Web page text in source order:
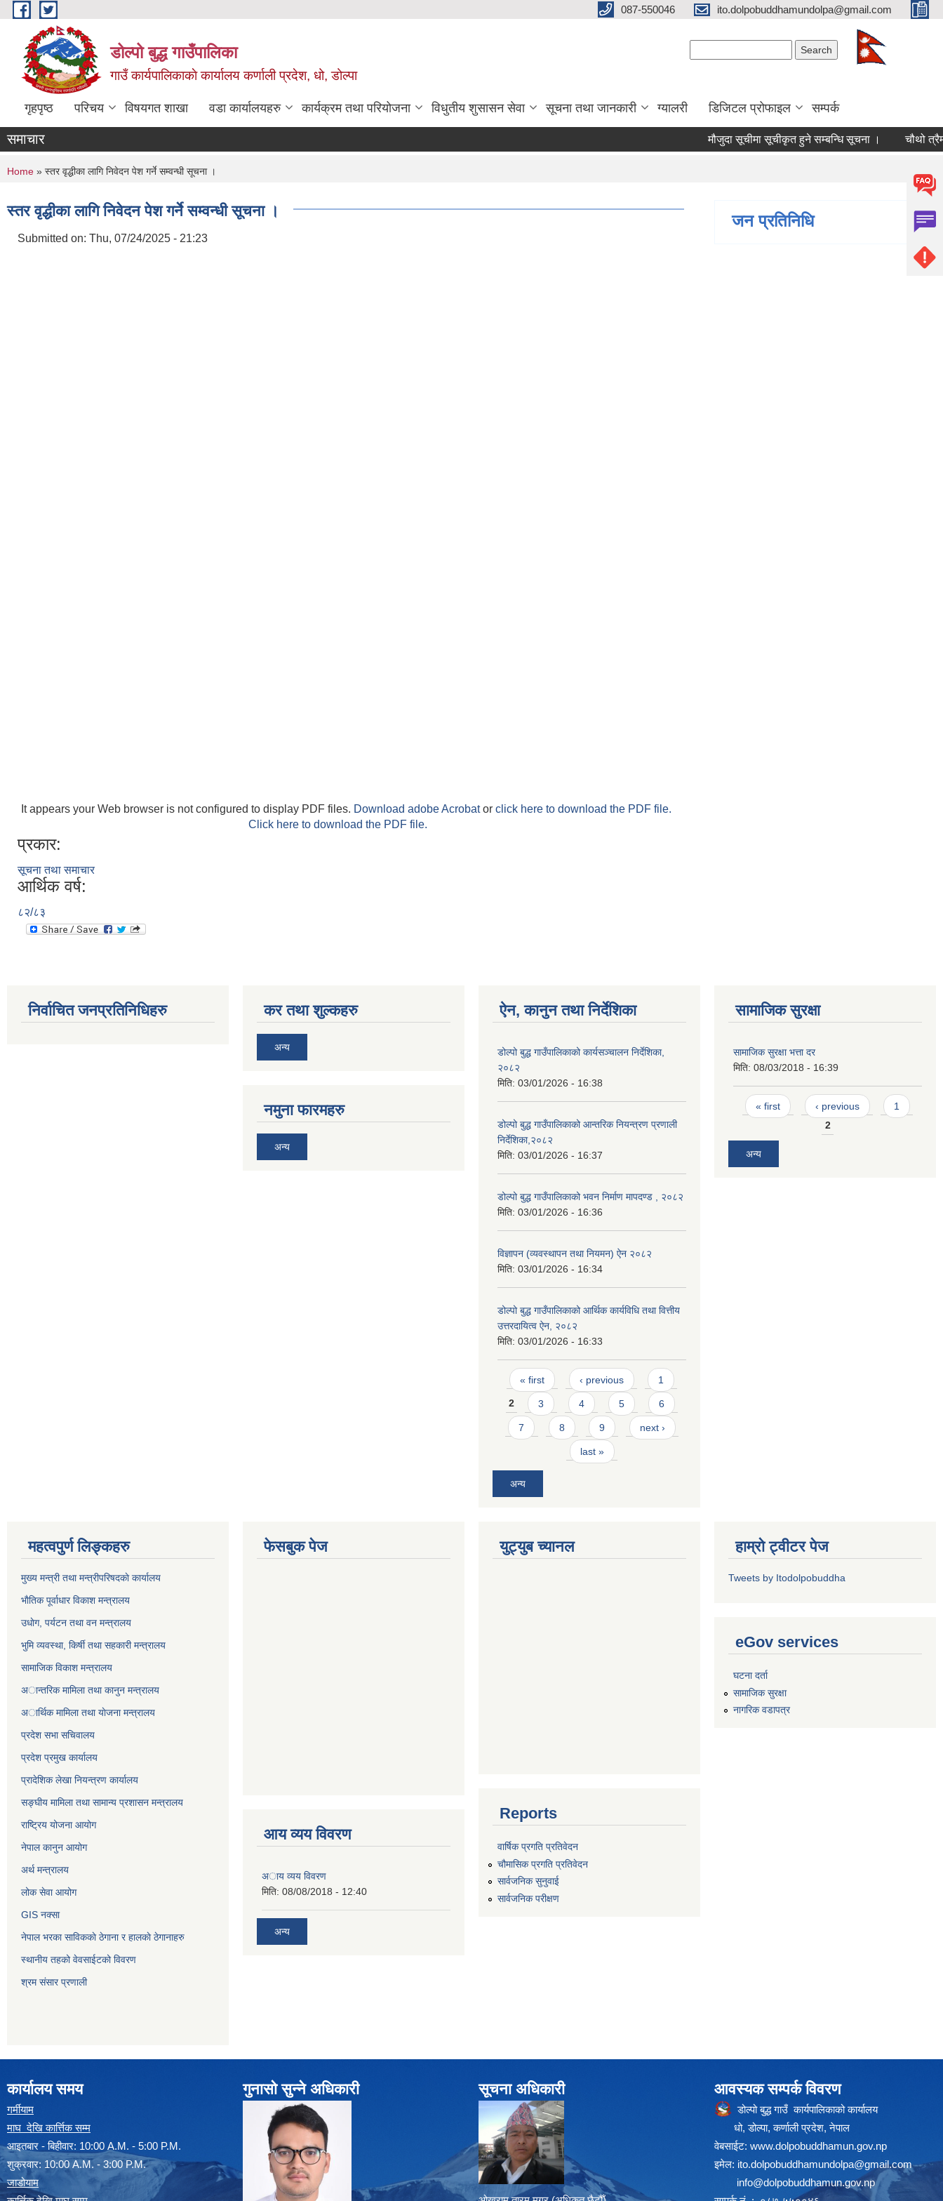
Skip to main content 087-550046 ito.dolpobuddhamundolpa@gmail.com
डोल्पो बुद्ध गाउँपालिका
गाउँ कार्यपालिकाकाे कार्यालय कर्णाली प्रदेश, धो, डोल्पा
गृहपृष्ठ परिचय विषयगत शाखा वडा कार्यालयहरु कार्यक्रम तथा परियोजना विधुतीय शुसासन सेवा सूचना तथा जानकारी ग्यालरी डिजिटल प्रोफाइल सम्पर्क
समाचार मौजुदा सूचीमा सूचीकृत हुने सम्बन्धि सूचना । चौथो त्रैमासिक
You are here
Home » स्तर वृद्धीका लागि निवेदन पेश गर्ने सम्वन्धी सूचना ।
स्तर वृद्धीका लागि निवेदन पेश गर्ने सम्वन्धी सूचना ।
Submitted on: Thu, 07/24/2025 - 21:23
It appears your Web browser is not configured to display PDF files. Download adobe Acrobator click here to download the PDF file.
Click here to download the PDF file.
प्रकार:
सूचना तथा समाचार
आर्थिक वर्ष:
८२/८३
जन प्रतिनिधि
निर्वाचित जनप्रतिनिधिहरु कर तथा शुल्कहरु
अन्य
नमुना फारमहरु
अन्य
ऐन, कानुन तथा निर्देशिका
डोल्पो बुद्ध गाउँपालिकाको कार्यसञ्चालन निर्देशिका,
२०८२
मिति: 03/01/2026 - 16:38
डोल्पो बुद्ध गाउँपालिकाको आन्तरिक नियन्त्रण प्रणाली
निर्देशिका,२०८२
मिति: 03/01/2026 - 16:37
डोल्पो बुद्ध गाउँपालिकाको भवन निर्माण मापदण्ड , २०८२
मिति: 03/01/2026 - 16:36
विज्ञापन (व्यवस्थापन तथा नियमन) ऐन २०८२
मिति: 03/01/2026 - 16:34
डोल्पो बुद्ध गाउँपालिकाको आर्थिक कार्यविधि तथा वित्तीय
उत्तरदायित्व ऐन, २०८२
मिति: 03/01/2026 - 16:33
Pages
« first ‹ previous 1
2 3 4 5 6
7 8 9 next ›
last »
अन्य
सामाजिक सुरक्षा
सामाजिक सुरक्षा भत्ता दर
मिति: 08/03/2018 - 16:39
Pages
« first ‹ previous
1
2
अन्य
महत्वपुर्ण लिङ्कहरु
मुख्य मन्त्री तथा मन्त्रीपरिषदकाे कार्यालय
भाैतिक पूर्वाधार विकाश मन्त्रालय
उधाेग, पर्यटन तथा वन मन्त्रालय
भुमि व्यवस्था, किर्षी तथा सहकारी मन्त्रालय
सामाजिक विकाश मन्त्रालय
अान्तरिक मामिला तथा कानुन मन्त्रालय
अार्थिक मामिला तथा याेजना मन्त्रालय
प्रदेश सभा सचिवालय
प्रदेश प्रमुख कार्यालय
प्रादेशिक लेखा नियन्त्रण कार्यालय
सङ्‍घीय मामिला तथा सामान्य प्रशासन मन्त्रालय
राष्ट्रिय योजना आयोग
नेपाल कानुन आयोग
अर्थ मन्त्रालय
लोक सेवा आयोग
GIS नक्सा
नेपाल भरका साविककाे ठेगाना र हालकाे ठेगानाहरु
स्थानीय तहको वेवसाईटको विवरण
श्रम संसार प्रणाली
फेसबुक पेज
आय व्यय विवरण
अाय व्यय विवरण
मिति: 08/08/2018 - 12:40
अन्य
युट्युब च्यानल
Reports
वार्षिक प्रगति प्रतिवेदन
चौमासिक प्रगति प्रतिवेदन
सार्वजनिक सुनुवाई
सार्वजनिक परीक्षण
हाम्रो ट्वीटर पेज
Tweets by Itodolpobuddha
eGov services
घटना दर्ता
सामाजिक सुरक्षा
नागरिक वडापत्र
कार्यालय समय
गर्मीयाम
माघ देखि कार्त्तिक सम्म
आइतबार - बिहीवार: 10:00 A.M. - 5:00 P.M.
शुक्रवार: 10:00 A.M. - 3:00 P.M.
जाडोयाम
गुनासो सुन्ने अधिकारी सूचना अधिकारी आवस्यक सम्पर्क विवरण
डोल्पो बुद्ध गाउँ कार्यपालिकाको कार्यालय
धो, डोल्पा, कर्णाली प्रदेश, नेपाल
वेबसाईट: www.dolpobuddhamun.gov.np
इमेल: ito.dolpobuddhamundolpa@gmail.com
info@dolpobuddhamun.gov.np